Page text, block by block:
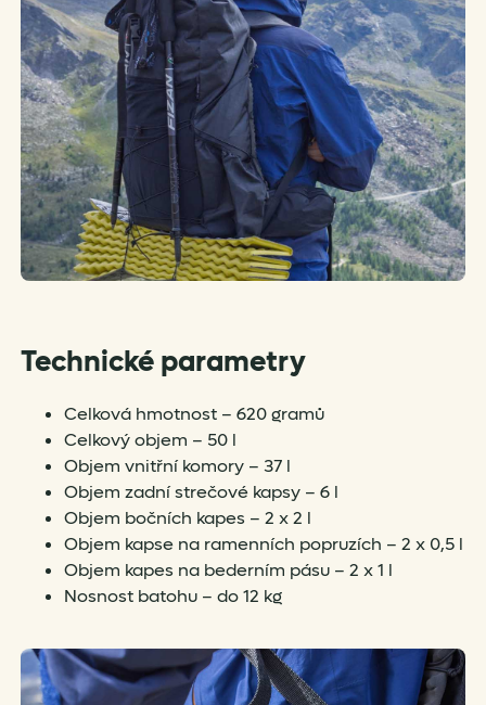
Technické parametry
Celková hmotnost – 620 gramů
Celkový objem – 50 l
Objem vnitřní komory – 37 l
Objem zadní strečové kapsy – 6 l
Objem bočních kapes – 2 x 2 l
Objem kapse na ramenních popruzích – 2 x 0,5 l
Objem kapes na bederním pásu – 2 x 1 l
Nosnost batohu – do 12 kg